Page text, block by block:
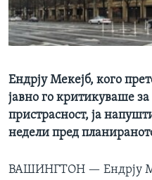
ИНТЕРВЈУА
Јазици
Ендрју Мекејб, кого
јавно го критикуваше
пристрасност, ја
недели пред
ВАШИНГТОН — Ендрју